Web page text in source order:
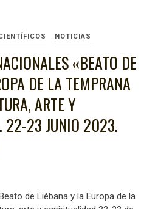
NOTICIAS
«BEATO DE
DE LA TEMPRANA
ARTE Y
22-23 JUNIO 2023.
de Liébana y la Europa de la